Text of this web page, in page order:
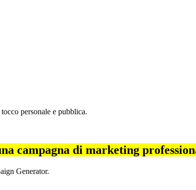
personale e pubblica.
campagna di marketing
Generator.